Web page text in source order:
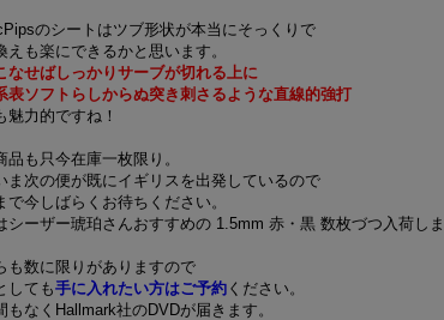
のシートはツブ形状が本当にそっくりで
えも楽にできるかと思います。
なせばしっかりサーブが切れる上に
表ソフトらしからぬ突き刺さるような直線的強打
魅力的ですね！
品も只今在庫一枚限り。
ま次の便が既にイギリスを出発しているので
で今しばらくお待ちください。
シーザー琥珀さんおすすめの 1.5mm 赤・黒 数枚づつ入荷しま
も数に限りがありますので
しても手に入れたい方はご予約 ください。
もなくHallmark社のDVDが届きます。